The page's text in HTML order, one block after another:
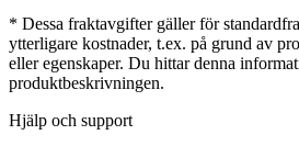
* Dessa fraktavgifter gäller för
ytterligare kostnader, t.ex. på grund av
eller egenskaper. Du hittar denna
produktbeskrivningen.
Hjälp och support